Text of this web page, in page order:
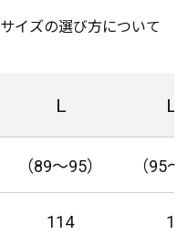
サイズの選び方について
Ｌ Ｌ
（89～95） （95
114